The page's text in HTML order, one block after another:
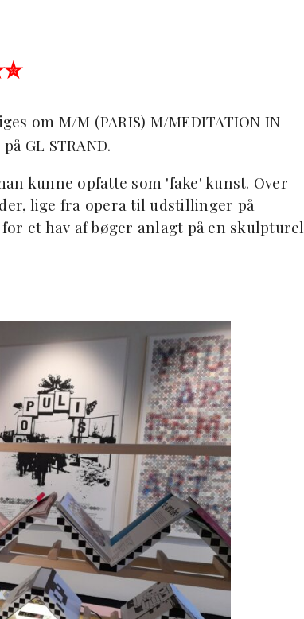
om M/M (PARIS) M/MEDITATION IN
GL STRAND.
kunne opfatte som 'fake' kunst. Over
lige fra opera til udstillinger på
et hav af bøger anlagt på en skulpturel